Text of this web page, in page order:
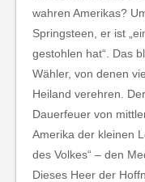
wahren Amerikas?
Springsteen, er ist
gestohlen hat“. Das
Wähler, von denen
Heiland verehren.
Dauerfeuer von
Amerika der kleinen
des Volkes“ – den
Dieses Heer der